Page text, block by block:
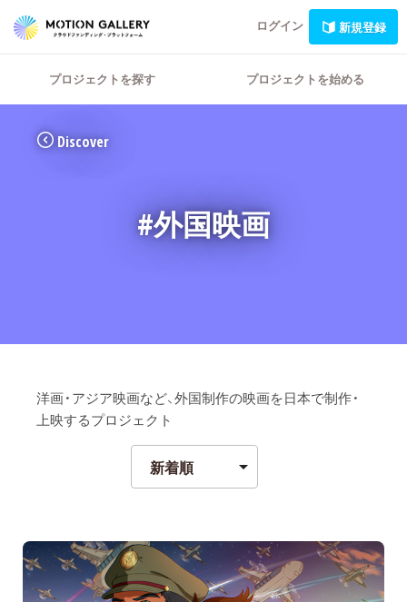
ログイン 新規登録
プロジェクトを探す プロジェクトを始める
Discover
#外国映画
洋画・アジア映画など、外国制作の映画を日本で制作・
上映するプロジェクト